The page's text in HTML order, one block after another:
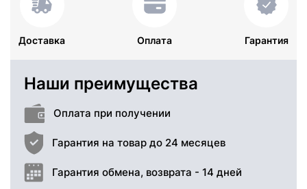
Доставка Оплата Гарантия
Наши преимущества
Оплата при получении
Гарантия на товар до 24 месяцев
Гарантия обмена, возврата - 14 дней